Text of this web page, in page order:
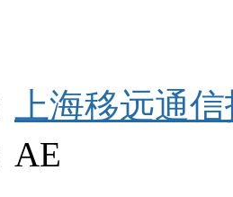
上海移远通
AE